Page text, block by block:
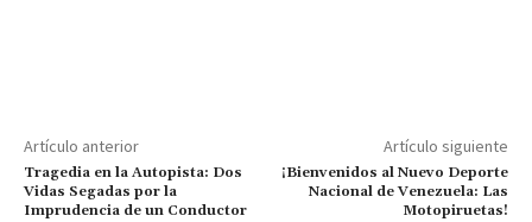
Artículo anterior
Tragedia en la Autopista: Dos
Vidas Segadas por la
Imprudencia de un Conductor
Artículo siguiente
¡Bienvenidos al Nuevo Deporte
Nacional de Venezuela: Las
Motopiruetas!